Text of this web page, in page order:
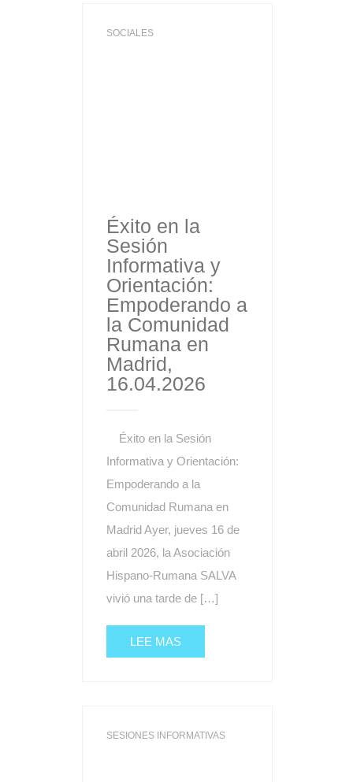
SOCIALES
Éxito en la
Sesión
Informativa y
Orientación:
Empoderando a
la Comunidad
Rumana en
Madrid,
16.04.2026
Éxito en la Sesión
Informativa y Orientación:
Empoderando a la
Comunidad Rumana en
Madrid Ayer, jueves 16 de
abril 2026, la Asociación
Hispano-Rumana SALVA
vivió una tarde de […]
LEE MAS
SESIONES INFORMATIVAS